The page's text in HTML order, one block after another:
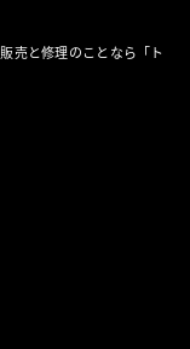
売と修理のことなら「ト